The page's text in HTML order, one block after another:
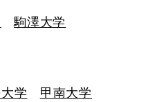
駒澤大学
学
甲南大学